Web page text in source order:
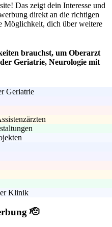
Das zeigt dein Interesse und
direkt an die richtigen
Möglichkeit, dich über weitere
brauchst, um Oberarzt
Geriatrie, Neurologie mit
Geriatrie
Klinik
🫡